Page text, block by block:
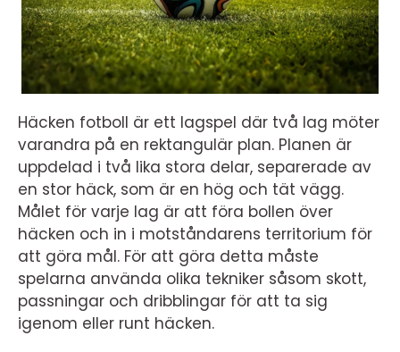
Häcken fotboll är ett lagspel där två lag möter
varandra på en rektangulär plan. Planen är
uppdelad i två lika stora delar, separerade av
en stor häck, som är en hög och tät vägg.
Målet för varje lag är att föra bollen över
häcken och in i motståndarens territorium för
att göra mål. För att göra detta måste
spelarna använda olika tekniker såsom skott,
passningar och dribblingar för att ta sig
igenom eller runt häcken.